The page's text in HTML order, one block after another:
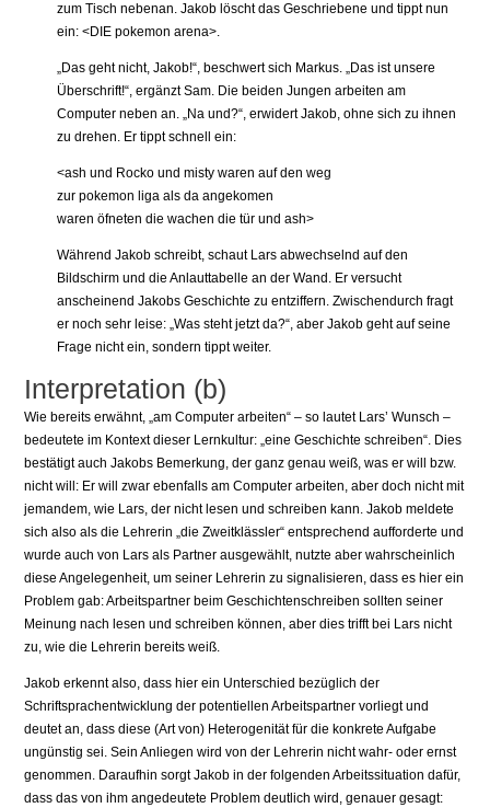
zum Tisch nebenan. Jakob löscht das Geschriebene und tippt nun
ein: <DIE pokemon arena>.
„Das geht nicht, Jakob!“, beschwert sich Markus. „Das ist unsere
Überschrift!“, ergänzt Sam. Die beiden Jungen arbeiten am
Computer neben an. „Na und?“, erwidert Jakob, ohne sich zu ihnen
zu drehen. Er tippt schnell ein:
<ash und Rocko und misty waren auf den weg
zur pokemon liga als da angekomen
waren öfneten die wachen die tür und ash>
Während Jakob schreibt, schaut Lars abwechselnd auf den
Bildschirm und die Anlauttabelle an der Wand. Er versucht
anscheinend Jakobs Geschichte zu entziffern. Zwischendurch fragt
er noch sehr leise: „Was steht jetzt da?“, aber Jakob geht auf seine
Frage nicht ein, sondern tippt weiter.
Interpretation (b)
Wie bereits erwähnt, „am Computer arbeiten“ – so lautet Lars’ Wunsch –
bedeutete im Kontext dieser Lernkultur: „eine Geschichte schreiben“. Dies
bestätigt auch Jakobs Bemerkung, der ganz genau weiß, was er will bzw.
nicht will: Er will zwar ebenfalls am Computer arbeiten, aber doch nicht mit
jemandem, wie Lars, der nicht lesen und schreiben kann. Jakob meldete
sich also als die Lehrerin „die Zweitklässler“ entsprechend aufforderte und
wurde auch von Lars als Partner ausgewählt, nutzte aber wahrscheinlich
diese Angelegenheit, um seiner Lehrerin zu signalisieren, dass es hier ein
Problem gab: Arbeitspartner beim Geschichtenschreiben sollten seiner
Meinung nach lesen und schreiben können, aber dies trifft bei Lars nicht
zu, wie die Lehrerin bereits weiß.
Jakob erkennt also, dass hier ein Unterschied bezüglich der
Schriftsprachentwicklung der potentiellen Arbeitspartner vorliegt und
deutet an, dass diese (Art von) Heterogenität für die konkrete Aufgabe
ungünstig sei. Sein Anliegen wird von der Lehrerin nicht wahr- oder ernst
genommen. Daraufhin sorgt Jakob in der folgenden Arbeitssituation dafür,
dass das von ihm angedeutete Problem deutlich wird, genauer gesagt: